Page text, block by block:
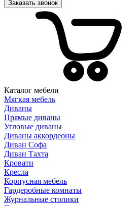
Заказать звонок
Каталог мебели
Мягкая мебель
Диваны
Прямые диваны
Угловые диваны
Диваны аккордеоны
Диван Софа
Диван Тахта
Кровати
Кресла
Корпусная мебель
Гардеробные комнаты
Журнальные столики